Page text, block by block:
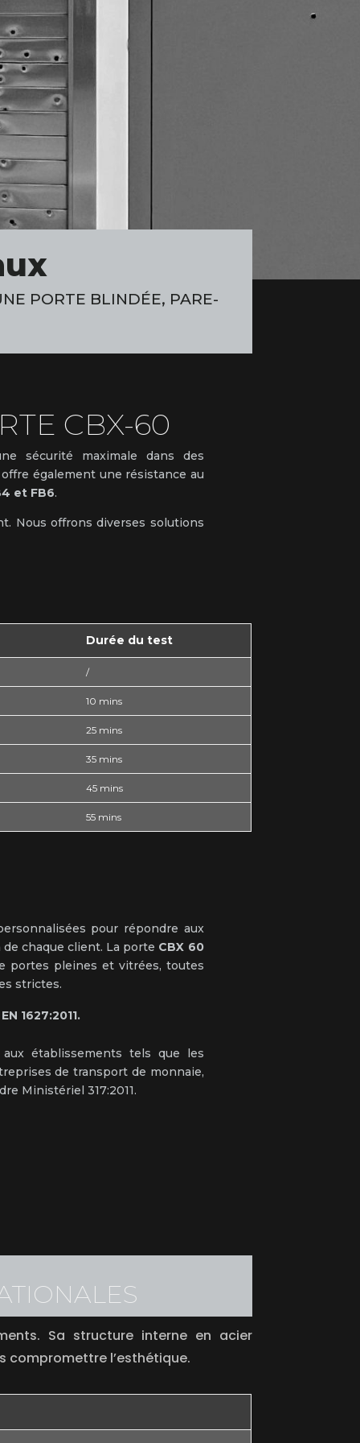
PORTE BLINDÉE, PARE-
CBX-60
sécurité maximale dans des
également une résistance au
et FB6.
Nous offrons diverses solutions
Durée du test
/
10 mins
25 mins
35 mins
45 mins
55 mins
pour répondre aux
chaque client. La porte CBX 60
portes pleines et vitrées, toutes
strictes.
1627:2011.
établissements tels que les
de transport de monnaie,
Ministériel 317:2011.
Sa structure interne en acier
compromettre l’esthétique.